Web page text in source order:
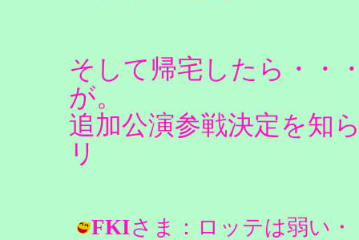
そして帰宅したら・・
が。
追加公演参戦決定を知
リ
FKIさま：ロッテは弱い